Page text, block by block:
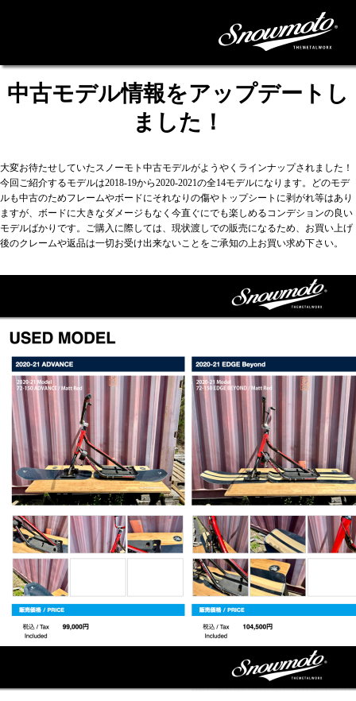
中古モデル情報をアップデートし
ました！
大変お待たせしていたスノーモト中古モデルがようやくラインナップされました！
今回ご紹介するモデルは2018-19から2020-2021の全14モデルになります。どのモデ
ルも中古のためフレームやボードにそれなりの傷やトップシートに剥がれ等はあり
ますが、ボードに大きなダメージもなく今直ぐにでも楽しめるコンデションの良い
モデルばかりです。ご購入に際しては、現状渡しでの販売になるため、お買い上げ
後のクレームや返品は一切お受け出来ないことをご承知の上お買い求め下さい。